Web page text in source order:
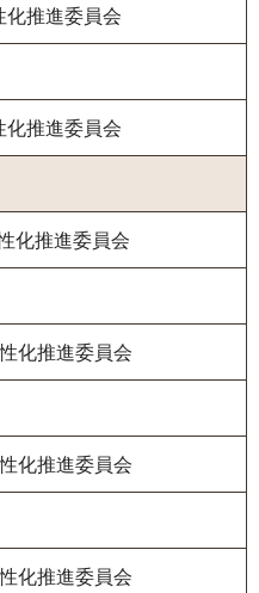
化推進委員会
化推進委員会
化推進委員会
化推進委員会
化推進委員会
化推進委員会